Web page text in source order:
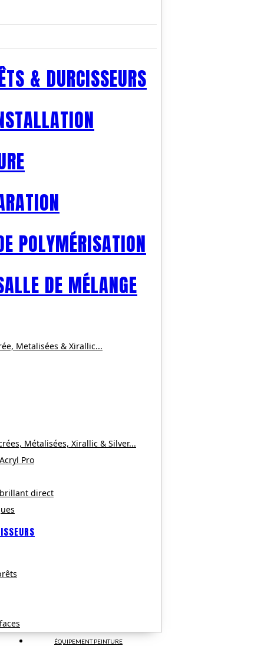
& DURCISSEURS​
POLYMÉRISATION
DE MÉLANGE
Metalisées & Xirallic...
Métalisées, Xirallic & Silver...
Pro
direct
ÉQUIPEMENT PEINTURE